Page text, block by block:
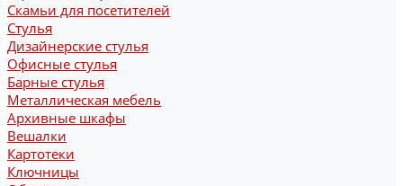
Скамьи для посетителей
Стулья
Дизайнерские стулья
Офисные стулья
Барные стулья
Металлическая мебель
Архивные шкафы
Вешалки
Картотеки
Ключницы